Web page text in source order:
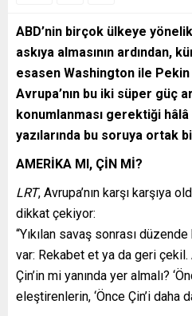
ABD’nin birçok ülkeye
askıya almasının ardından,
esasen Washington ile Pekin
Avrupa’nın bu iki süper güç
konumlanması gerektiği
yazılarında bu soruya ortak
AMERİKA MI, ÇİN Mİ?
LRT, Avrupa’nın karşı karşıya
dikkat çekiyor:
“Yıkılan savaş sonrası
var: Rekabet et ya da geri çekil.
Çin’in mi yanında yer almalı?
eleştirenlerin, ‘Önce Çin’i daha